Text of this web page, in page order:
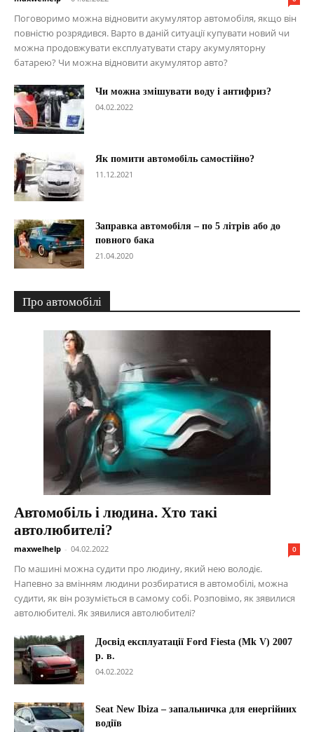
Поговоримо можна відновити акумулятор автомобіля, якщо він
повністю розрядився. Варто в даній ситуації купувати новий чи
можна продовжувати експлуатувати стару акумуляторну
батарею? Чи можна відновити акумулятор авто?
Чи можна змішувати воду і антифриз?
04.02.2022
Як помити автомобіль самостійно?
11.12.2021
Заправка автомобіля – по 5 літрів або до
повного бака
21.04.2020
Про автомобілі
Автомобіль і людина. Хто такі
автолюбителі?
maxwelhelp - 04.02.2022 0
По машині можна судити про людину, який нею володіє.
Напевно за вмінням людини розбиратися в автомобілі, можна
судити, як він розуміється в самому собі. Розповімо, як зявилися
автолюбителі. Як зявилися автолюбителі?
Досвід експлуатації Ford Fiesta (Mk V) 2007
р. в.
04.02.2022
Seat New Ibiza – запальничка для енергійних
водіїв